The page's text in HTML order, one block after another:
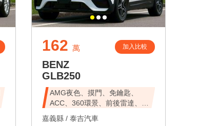
162 萬 加入比較
BENZ
GLB250
AMG夜色、摸門、免鑰匙、
ACC、360環景、前後雷達、倒
車
嘉義縣 / 泰吉汽車